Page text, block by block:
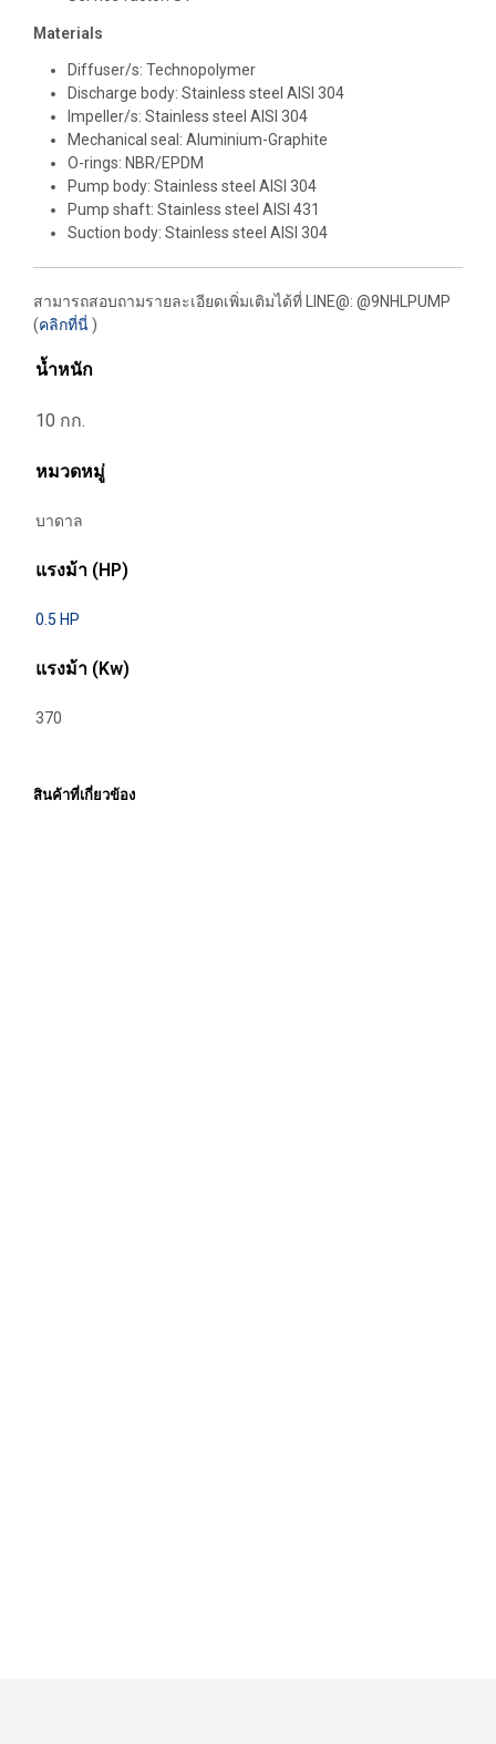
Materials
Diffuser/s: Technopolymer
Discharge body: Stainless steel AISI 304
Impeller/s: Stainless steel AISI 304
Mechanical seal: Aluminium-Graphite
O-rings: NBR/EPDM
Pump body: Stainless steel AISI 304
Pump shaft: Stainless steel AISI 431
Suction body: Stainless steel AISI 304
สามารถสอบถามรายละเอียดเพิ่มเติมได้ที่ LINE@: @9NHLPUMP
(คลิกที่นี่ )
น้ำหนัก
10 กก.
หมวดหมู่
บาดาล
แรงม้า (HP)
0.5 HP
แรงม้า (Kw)
370
สินค้าที่เกี่ยวข้อง